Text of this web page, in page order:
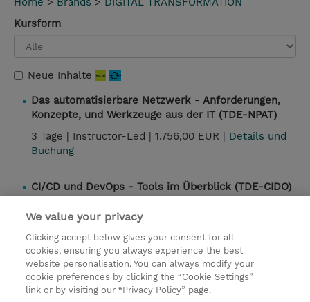
Kursform
Neue Inhalte
Das automatisierbare Netzwerk - Anforderungen,
Konzepte, und Werkzeuge aus der IT (TDE-NPAT)
3 Tage | Instructor-Led | 1.756,00 EUR | Details und
Buchung
CI/CD und DevOps - Tools im Überblick (TDE-CIDO)
Buchung
Kontakt
We value your privacy
Clicking accept below gives your consent for all
cookies, ensuring you always experience the best
website personalisation. You can always modify your
cookie preferences by clicking the “Cookie Settings”
link or by visiting our “Privacy Policy” page.